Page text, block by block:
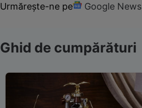
Urmărește-ne pe Google News
Ghid de cumpărături